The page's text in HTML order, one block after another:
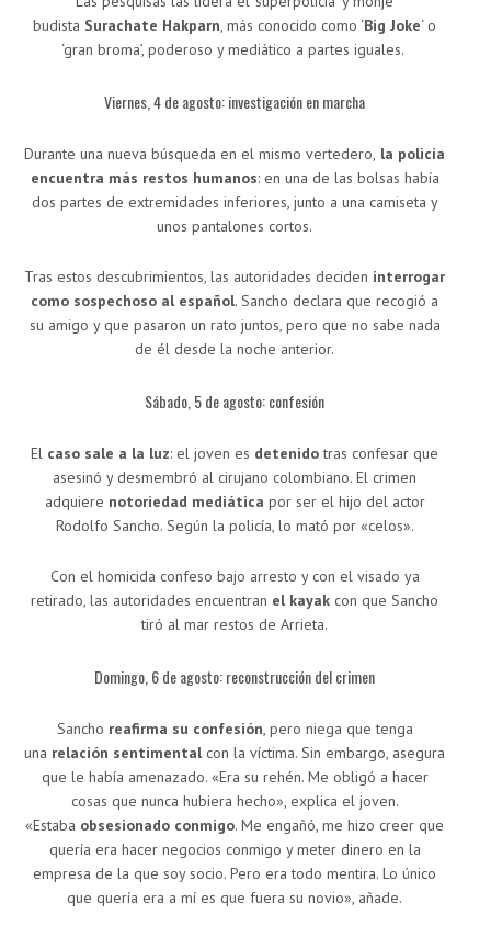
budista Surachate Hakparn, más conocido como ‘Big Joke‘ o
‘gran broma’, poderoso y mediático a partes iguales.
Viernes, 4 de agosto: investigación en marcha
Durante una nueva búsqueda en el mismo vertedero, la policía
encuentra más restos humanos: en una de las bolsas había
dos partes de extremidades inferiores, junto a una camiseta y
unos pantalones cortos.
Tras estos descubrimientos, las autoridades deciden interrogar
como sospechoso al español. Sancho declara que recogió a
su amigo y que pasaron un rato juntos, pero que no sabe nada
de él desde la noche anterior.
Sábado, 5 de agosto: confesión
El caso sale a la luz: el joven es detenidotras confesar que
asesinó y desmembró al cirujano colombiano. El crimen
adquiere notoriedad mediática por ser el hijo del actor
Rodolfo Sancho. Según la policía, lo mató por «celos».
Con el homicida confeso bajo arresto y con el visado ya
retirado, las autoridades encuentran el kayak con que Sancho
tiró al mar restos de Arrieta.
Domingo, 6 de agosto: reconstrucción del crimen
Sancho reafirma su confesión, pero niega que tenga
una relación sentimentalcon la víctima. Sin embargo, asegura
que le había amenazado. «Era su rehén. Me obligó a hacer
cosas que nunca hubiera hecho», explica el joven.
«Estaba obsesionado conmigo. Me engañó, me hizo creer que
quería era hacer negocios conmigo y meter dinero en la
empresa de la que soy socio. Pero era todo mentira. Lo único
que quería era a mí es que fuera su novio», añade.